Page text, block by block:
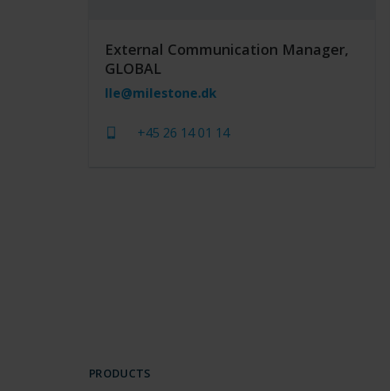
External Communication Manager,
GLOBAL
lle@milestone.dk
+45 26 14 01 14
PRODUCTS